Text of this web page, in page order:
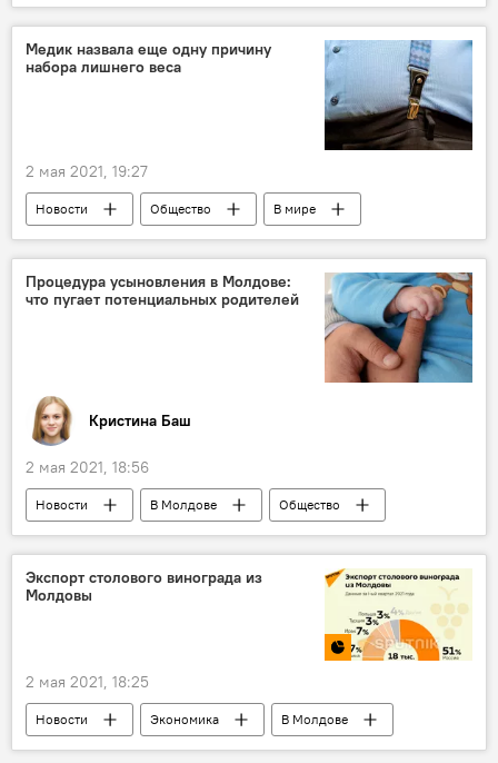
Общество
В Молдове
Медик назвала еще одну причину
набора лишнего веса
2 мая 2021, 19:27
Новости Общество В мире
Процедура усыновления в Молдове:
что пугает потенциальных родителей
Кристина Баш
2 мая 2021, 18:56
Новости В Молдове Общество
Экспорт столового винограда из
Молдовы
2 мая 2021, 18:25
Новости Экономика
В Молдове
Инфографика
Мультимедиа